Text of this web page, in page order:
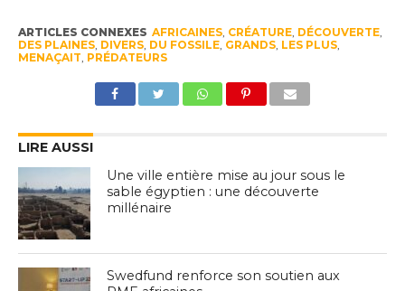
ARTICLES CONNEXES AFRICAINES, CRÉATURE, DÉCOUVERTE,
DES PLAINES, DIVERS, DU FOSSILE, GRANDS, LES PLUS,
MENAÇAIT, PRÉDATEURS
LIRE AUSSI
Une ville entière mise au jour sous le
sable égyptien : une découverte
millénaire
Swedfund renforce son soutien aux